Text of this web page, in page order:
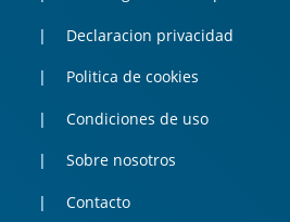
Declaracion privacidad
Politica de cookies
Condiciones de uso
Sobre nosotros
Contacto